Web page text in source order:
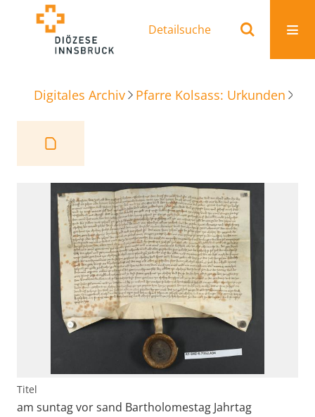
Detailsuche
Digitales Archiv Pfarre Kolsass: Urkunden
Titel
am suntag vor sand Bartholomestag Jahrtag